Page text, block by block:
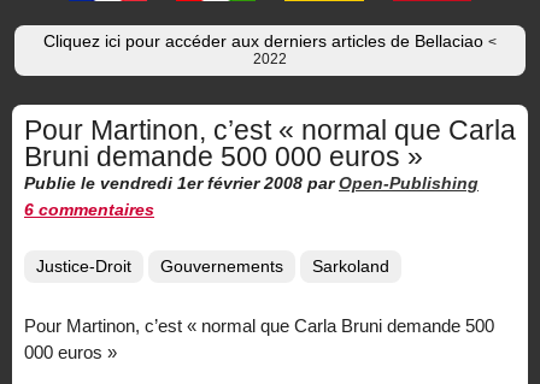
Cliquez ici pour accéder aux derniers articles de Bellaciao <
2022
Pour Martinon, c’est « normal que Carla
Bruni demande 500 000 euros »
Publie le vendredi 1er février 2008 par Open-Publishing
6 commentaires
Justice-Droit Gouvernements Sarkoland
Pour Martinon, c’est « normal que Carla Bruni demande 500
000 euros »